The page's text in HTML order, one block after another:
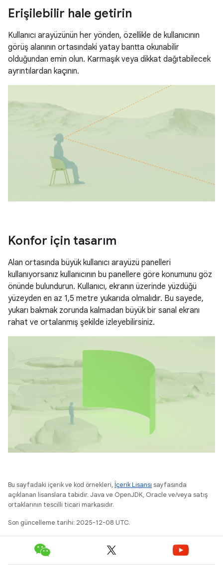
Erişilebilir hale getirin
Kullanıcı arayüzünün her yönden, özellikle de kullanıcının
görüş alanının ortasındaki yatay bantta okunabilir
olduğundan emin olun. Karmaşık veya dikkat dağıtabilecek
ayrıntılardan kaçının.
Konfor için tasarım
Alan ortasında büyük kullanıcı arayüzü panelleri
kullanıyorsanız kullanıcının bu panellere göre konumunu göz
önünde bulundurun. Kullanıcı, ekranın üzerinde yüzdüğü
yüzeyden en az 1,5 metre yukarıda olmalıdır. Bu sayede,
yukarı bakmak zorunda kalmadan büyük bir sanal ekranı
rahat ve ortalanmış şekilde izleyebilirsiniz.
Bu sayfadaki içerik ve kod örnekleri, İçerik Lisansı sayfasında
açıklanan lisanslara tabidir. Java ve OpenJDK, Oracle ve/veya satış
ortaklarının tescilli ticari markasıdır.
Son güncelleme tarihi: 2025-12-08 UTC.